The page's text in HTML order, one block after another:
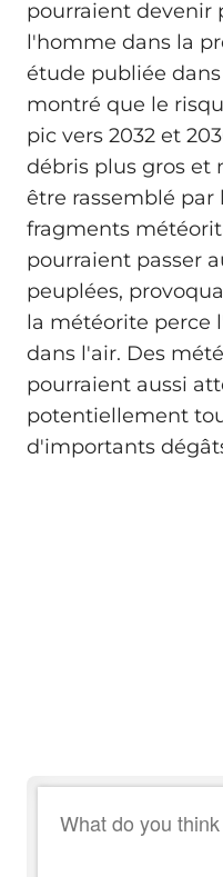
pourraient devenir
l'homme dans la
étude publiée
montré que le
pic vers 2032 et
débris plus gros et
être rassemblé par
fragments
pourraient passer
peuplées,
la météorite perce
dans l'air. Des
pourraient aussi
potentiellement
d'importants